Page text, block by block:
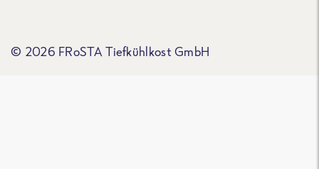
© 2026 FRoSTA Tiefkühlkost GmbH